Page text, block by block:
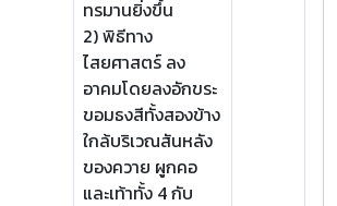
ทรมานยิ่งขึ้น
2) พิธีทาง
ไสยศาสตร์ ลง
อาคมโดยลงอักขระ
ขอมธงสีทั้งสองข้าง
ใกล้บริเวณสันหลัง
ของควาย ผูกคอ
และเท้าทั้ง 4 กับ